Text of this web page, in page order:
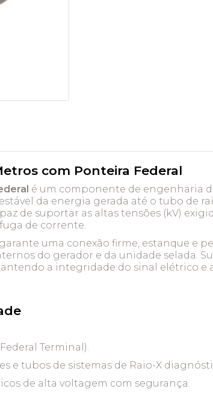
com Ponteira Federal
é um componente de engenharia
da energia gerada até o tubo de
de suportar as altas tensões (kV)
de corrente.
uma conexão firme, estanque e
do gerador e da unidade selada.
a integridade do sinal elétrico e
Terminal).
e tubos de sistemas de Raio-X
de alta voltagem com segurança.